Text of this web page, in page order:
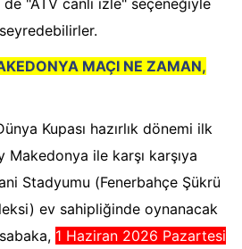
"ATV canlı izle" seçeneğiyle
MAÇI NE ZAMAN,
Kupası hazırlık dönemi ilk
Makedonya ile karşı karşıya
Stadyumu (Fenerbahçe Şükrü
ev sahipliğinde oynanacak
1 Haziran 2026 Pazartesi